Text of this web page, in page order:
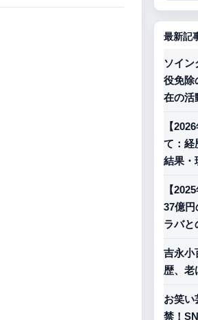
最新記
ソイ
役免除
在の活
【
て：経
結果・
【
37億円
ラバと
吉永小
歴、老
お笑い
禁！